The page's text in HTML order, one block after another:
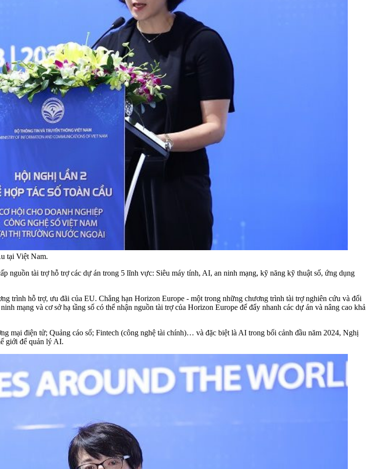
tại Việt Nam.
nguồn tài trợ hỗ trợ các dự án trong 5 lĩnh vực: Siêu máy tính, AI, an ninh mạng, kỹ năng kỹ thuật số, ứng dụng
trình hỗ trợ, ưu đãi của EU. Chẳng hạn Horizon Europe - một trong những chương trình tài trợ nghiên cứu và đổi
mạng và cơ sở hạ tầng số có thể nhận nguồn tài trợ của Horizon Europe để đẩy nhanh các dự án và nâng cao khả
mại điện tử; Quảng cáo số; Fintech (công nghệ tài chính)… và đặc biệt là AI trong bối cảnh đầu năm 2024, Nghị
giới để quản lý AI.